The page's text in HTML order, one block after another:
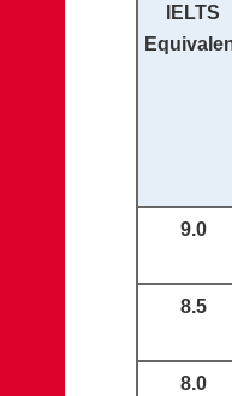
IELTS
9.0
8.5
8.0